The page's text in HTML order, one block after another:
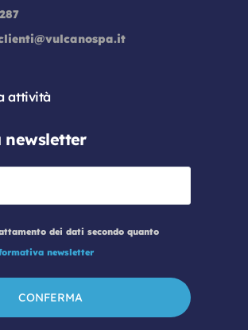
attività
dei dati secondo quanto
newsletter